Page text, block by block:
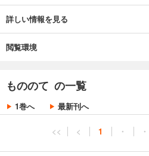
詳しい情報を見る
閲覧環境
もののて の一覧
1巻へ 最新刊へ
<< < 1 ・ ・